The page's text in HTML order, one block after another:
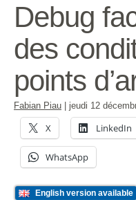
Debug
des
points
Fabian Piau jeudi 12
X LinkedIn
WhatsApp
English version available